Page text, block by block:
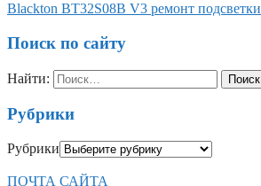
Blackton BT32S08B V3 ремонт подсветки
Поиск по сайту
Найти:
Рубрики
Рубрики
ПОЧТА САЙТА